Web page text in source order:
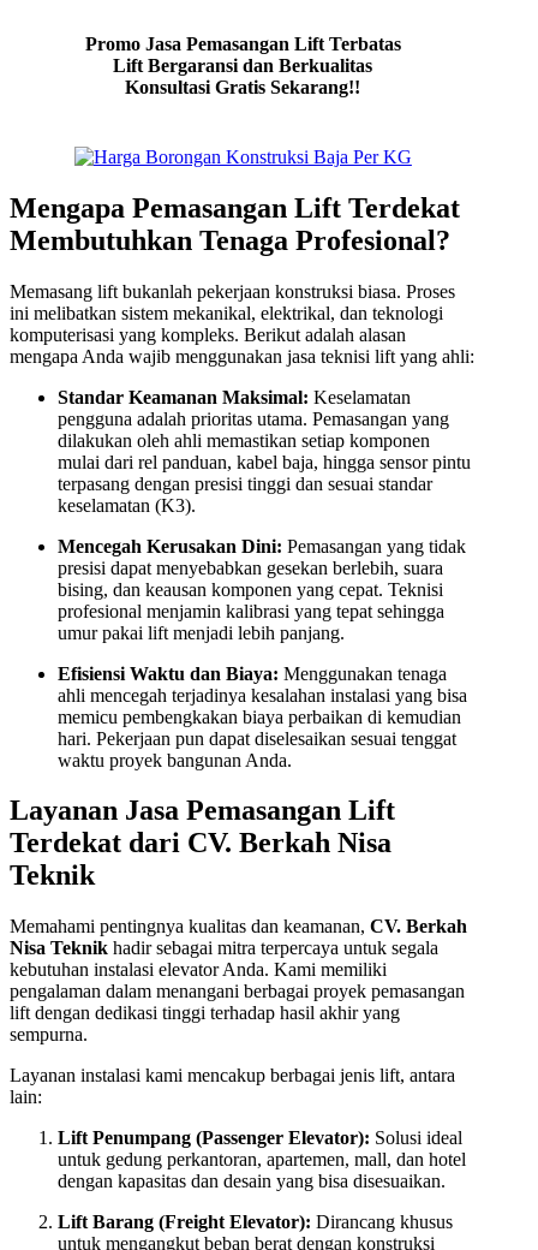
Promo Jasa Pemasangan Lift Terbatas
Lift Bergaransi dan Berkualitas
Konsultasi Gratis Sekarang!!
Mengapa Pemasangan Lift Terdekat
Membutuhkan Tenaga Profesional?
Memasang lift bukanlah pekerjaan konstruksi biasa. Proses
ini melibatkan sistem mekanikal, elektrikal, dan teknologi
komputerisasi yang kompleks. Berikut adalah alasan
mengapa Anda wajib menggunakan jasa teknisi lift yang ahli:
Standar Keamanan Maksimal: Keselamatan
pengguna adalah prioritas utama. Pemasangan yang
dilakukan oleh ahli memastikan setiap komponen
mulai dari rel panduan, kabel baja, hingga sensor pintu
terpasang dengan presisi tinggi dan sesuai standar
keselamatan (K3).
Mencegah Kerusakan Dini: Pemasangan yang tidak
presisi dapat menyebabkan gesekan berlebih, suara
bising, dan keausan komponen yang cepat. Teknisi
profesional menjamin kalibrasi yang tepat sehingga
umur pakai lift menjadi lebih panjang.
Efisiensi Waktu dan Biaya: Menggunakan tenaga
ahli mencegah terjadinya kesalahan instalasi yang bisa
memicu pembengkakan biaya perbaikan di kemudian
hari. Pekerjaan pun dapat diselesaikan sesuai tenggat
waktu proyek bangunan Anda.
Layanan Jasa Pemasangan Lift
Terdekat dari CV. Berkah Nisa
Teknik
Memahami pentingnya kualitas dan keamanan, CV. Berkah
Nisa Teknik hadir sebagai mitra terpercaya untuk segala
kebutuhan instalasi elevator Anda. Kami memiliki
pengalaman dalam menangani berbagai proyek pemasangan
lift dengan dedikasi tinggi terhadap hasil akhir yang
sempurna.
Layanan instalasi kami mencakup berbagai jenis lift, antara
lain:
Lift Penumpang (Passenger Elevator): Solusi ideal
untuk gedung perkantoran, apartemen, mall, dan hotel
dengan kapasitas dan desain yang bisa disesuaikan.
Lift Barang (Freight Elevator): Dirancang khusus
untuk mengangkut beban berat dengan konstruksi